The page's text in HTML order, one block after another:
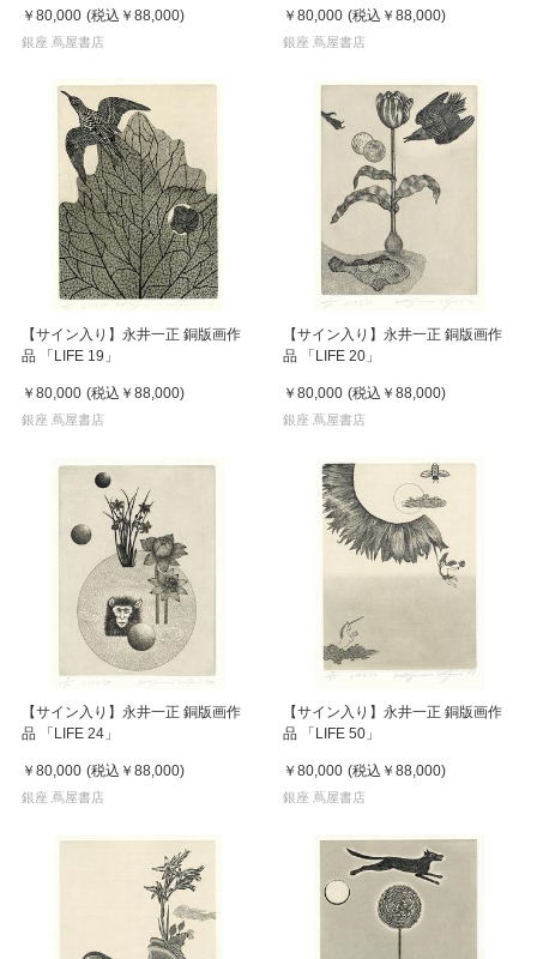
￥80,000 (税込 ￥88,000)
銀座 蔦屋書店
￥80,000 (税込 ￥88,000)
銀座 蔦屋書店
【サイン入り】永井一正 銅版画作
品 「LIFE 19」
￥80,000 (税込 ￥88,000)
銀座 蔦屋書店
【サイン入り】永井一正 銅版画作
品 「LIFE 20」
￥80,000 (税込 ￥88,000)
銀座 蔦屋書店
【サイン入り】永井一正 銅版画作
品 「LIFE 24」
￥80,000 (税込 ￥88,000)
銀座 蔦屋書店
【サイン入り】永井一正 銅版画作
品 「LIFE 50」
￥80,000 (税込 ￥88,000)
銀座 蔦屋書店